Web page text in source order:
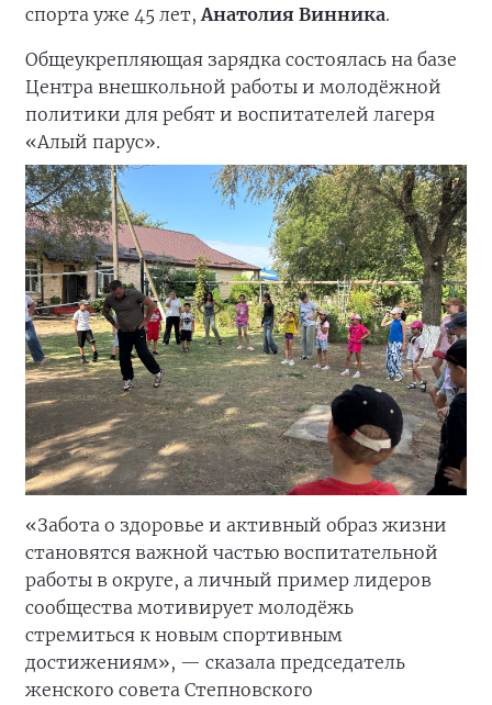
спорта уже 45 лет, Анатолия Винника.
Общеукрепляющая зарядка состоялась на базе
Центра внешкольной работы и молодёжной
политики для ребят и воспитателей лагеря
«Алый парус».
«Забота о здоровье и активный образ жизни
становятся важной частью воспитательной
работы в округе, а личный пример лидеров
сообщества мотивирует молодёжь
стремиться к новым спортивным
достижениям», — сказала председатель
женского совета Степновского